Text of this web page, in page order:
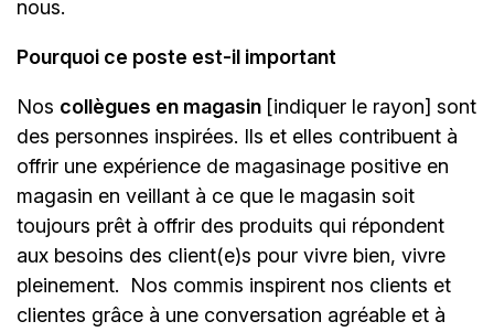
nous.
Pourquoi ce poste est-il important
Nos collègues en magasin [indiquer le rayon] sont
des personnes inspirées. Ils et elles contribuent à
offrir une expérience de magasinage positive en
magasin en veillant à ce que le magasin soit
toujours prêt à offrir des produits qui répondent
aux besoins des client(e)s pour vivre bien, vivre
pleinement. Nos commis inspirent nos clients et
clientes grâce à une conversation agréable et à